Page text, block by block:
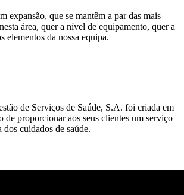
expansão, que se mantêm a par das mais
área, quer a nível de equipamento, quer a
elementos da nossa equipa.
de Serviços de Saúde, S.A. foi criada em
de proporcionar aos seus clientes um serviço
dos cuidados de saúde.